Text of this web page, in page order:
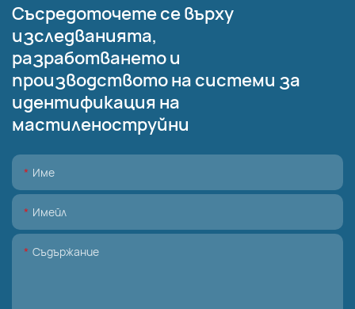
Съсредоточете се върху
изследванията,
разработването и
производството на системи за
идентификация на
мастиленоструйни
Име
Имейл
Съдържание